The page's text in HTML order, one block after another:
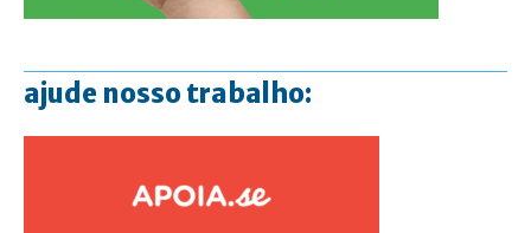
ajude nosso trabalho: